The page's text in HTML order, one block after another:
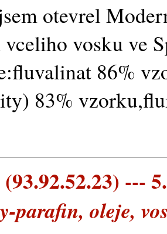
otevrel
vosku ve
86%
83%
---
parafin, oleje,